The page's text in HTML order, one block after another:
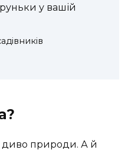
у вашій
природи. А й